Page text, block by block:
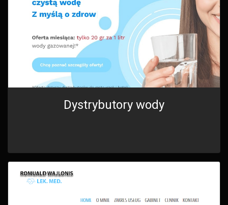
Dystrybutory wody